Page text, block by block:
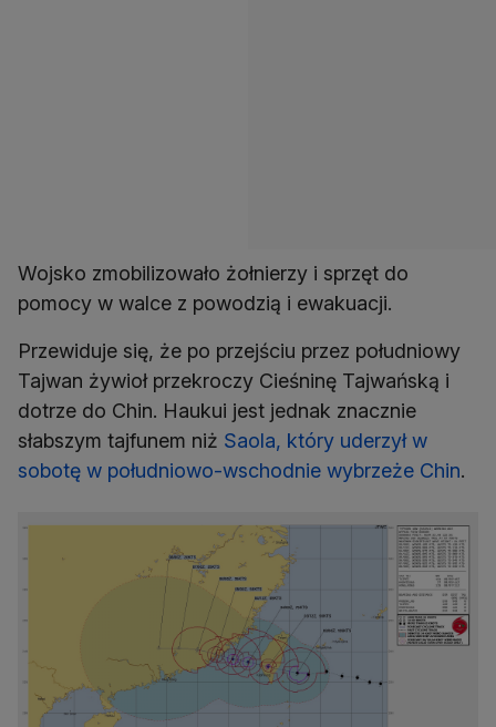
Wojsko zmobilizowało żołnierzy i sprzęt do
pomocy w walce z powodzią i ewakuacji.
Przewiduje się, że po przejściu przez południowy
Tajwan żywioł przekroczy Cieśninę Tajwańską i
dotrze do Chin. Haukui jest jednak znacznie
słabszym tajfunem niż Saola, który uderzył w
sobotę w południowo-wschodnie wybrzeże Chin.